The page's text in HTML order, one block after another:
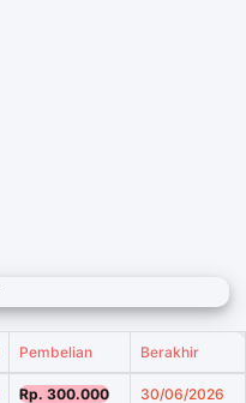
Pembelian Berakhir
Rp. 300.000 30/06/2026